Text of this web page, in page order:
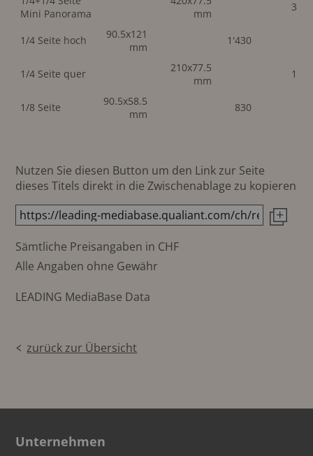
Mini Panorama
mm
1/4 Seite hoch
90.5x121
mm
1'430
1/4 Seite quer
210x77.5
mm
1/8 Seite
90.5x58.5
mm
830
Nutzen Sie diesen Button um den Link zur Seite
dieses Titels direkt in die Zwischenablage zu kopieren
Sämtliche Preisangaben in CHF
Alle Angaben ohne Gewähr
LEADING MediaBase Data
zurück zur Übersicht
Unternehmen